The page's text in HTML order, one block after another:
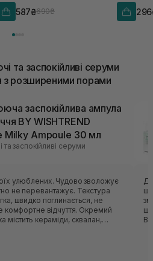
587₴690₴
та заспокійливі серуми
з розширеними порами
заспокійлива ампула
BY WISHTREND
Milky Ampoule 30 мл
заспокійливі серуми
улюблених. Чудово зволожує
не перевантажує. Текстура
комфортне відчуття. Окремий
містить кераміди, сквалан,